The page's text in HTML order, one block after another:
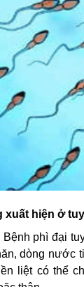
xuất hiện ở
Bệnh phì đại
dòng nước
liệt có thể